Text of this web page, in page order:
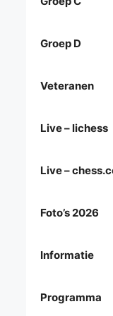
Groep D
Veteranen
Live – lichess
Live –
Foto’s 2026
Informatie
Programma